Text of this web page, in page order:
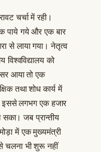
चर्चा में रही।
पाये गये और एक बार
से लाया गया। नेतृत्व
को
आया तो एक
तथा शोध कार्य में
इससे लगभग एक हजार
जब प्रान्तीय
में एक मुख्यमंत्री
चलना भी शुरू नहीं